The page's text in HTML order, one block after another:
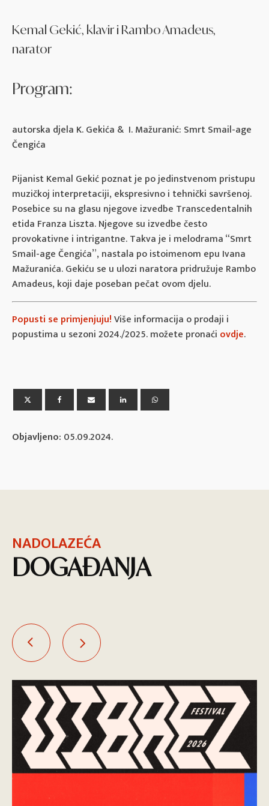
Kemal Gekić, klavir i Rambo Amadeus,
narator
Pijanist Kemal Gekić poznat je po jedinstvenom pristupu
muzičkoj interpretaciji, ekspresivno i tehnički savršenoj.
Posebice su na glasu njegove izvedbe Transcedentalnih
etida Franza Liszta. Njegove su izvedbe često
provokativne i intrigantne. Takva je i melodrama “Smrt
Smail-age Čengića”, nastala po istoimenom epu Ivana
Mažuranića. Gekiću se u ulozi naratora pridružuje Rambo
Amadeus, koji daje poseban pečat ovom djelu.
Popusti se primjenjuju!Više informacija o prodaji i
popustima u sezoni 2024./2025. možete pronaći ovdje.
Program:
autorska djela K. Gekića & I. Mažuranić: Smrt Smail-age
Čengića
Objavljeno: 05.09.2024.
NADOLAZEĆA
DOGAĐANJA